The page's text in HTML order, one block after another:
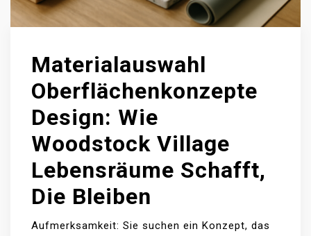
Materialauswahl
Oberflächenkonzepte
Design: Wie
Woodstock Village
Lebensräume Schafft,
Die Bleiben
Aufmerksamkeit: Sie suchen ein Konzept, das